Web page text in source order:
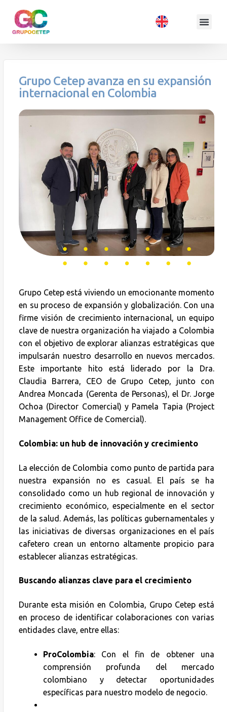
Grupo Cetep avanza en su expansión
internacional en Colombia
Grupo Cetep está viviendo un emocionante momento
en su proceso de expansión y globalización. Con una
firme visión de crecimiento internacional, un equipo
clave de nuestra organización ha viajado a Colombia
con el objetivo de explorar alianzas estratégicas que
impulsarán nuestro desarrollo en nuevos mercados.
Este importante hito está liderado por la Dra.
Claudia Barrera, CEO de Grupo Cetep, junto con
Andrea Moncada (Gerenta de Personas), el Dr. Jorge
Ochoa (Director Comercial) y Pamela Tapia (Project
Management Office de Comercial).
Colombia: un hub de innovación y crecimiento
La elección de Colombia como punto de partida para
nuestra expansión no es casual. El país se ha
consolidado como un hub regional de innovación y
crecimiento económico, especialmente en el sector
de la salud. Además, las políticas gubernamentales y
las iniciativas de diversas organizaciones en el país
cafetero crean un entorno altamente propicio para
establecer alianzas estratégicas.
Buscando alianzas clave para el crecimiento
Durante esta misión en Colombia, Grupo Cetep está
en proceso de identificar colaboraciones con varias
entidades clave, entre ellas:
ProColombia: Con el fin de obtener una
comprensión profunda del mercado
colombiano y detectar oportunidades
específicas para nuestro modelo de negocio.